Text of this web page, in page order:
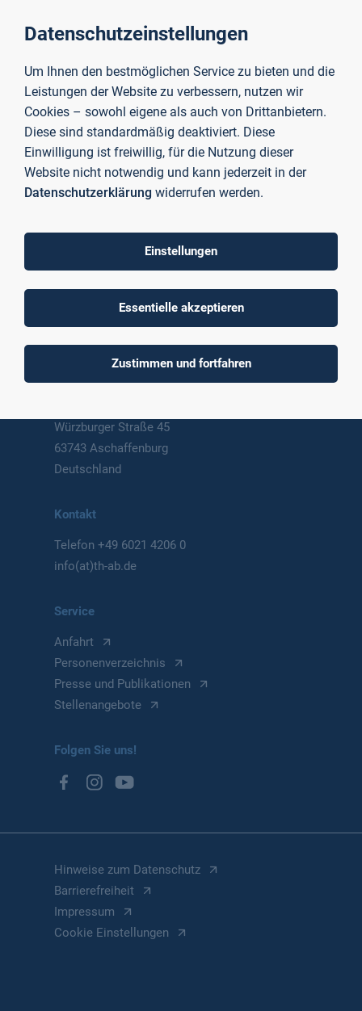
für Studieninteressierte, Studierende, Absolventinnen und
Ansprechpartner für Unternehmen.
Mehr erfahren
Technische Hochschule
University of Applied Sciences
Würzburger Straße 45
63743 Aschaffenburg
Deutschland
Kontakt
Telefon+49 6021 4206 0
info(at)th-ab.de
Service
Anfahrt
Personenverzeichnis
Presse und Publikationen
Stellenangebote
Folgen Sie uns!
Hinweise zum Datenschutz
Barrierefreiheit
Impressum
Cookie Einstellungen
Datenschutzeinstellungen
Um Ihnen den bestmöglichen Service zu bieten und die
Leistungen der Website zu verbessern, nutzen wir
Cookies – sowohl eigene als auch von Drittanbietern.
Diese sind standardmäßig deaktiviert. Diese
Einwilligung ist freiwillig, für die Nutzung dieser
Website nicht notwendig und kann jederzeit in der
Datenschutzerklärung widerrufen werden.
Einstellungen
Essentielle akzeptieren
Zustimmen und fortfahren